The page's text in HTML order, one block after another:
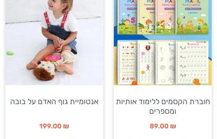
חוברת הקסמים ללימוד אותיות
ומספרים
89.00 ₪
אנטומיית גוף האדם על בובה
199.00 ₪